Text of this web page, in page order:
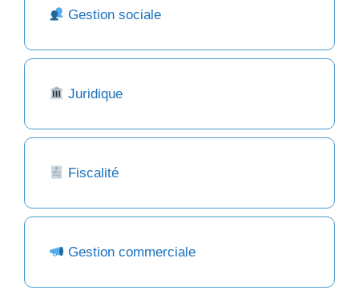
Gestion sociale
Juridique
Fiscalité
Gestion commerciale